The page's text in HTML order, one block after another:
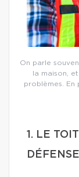
On parle
la maison,
problèmes. En
1. LE
DÉFENSE